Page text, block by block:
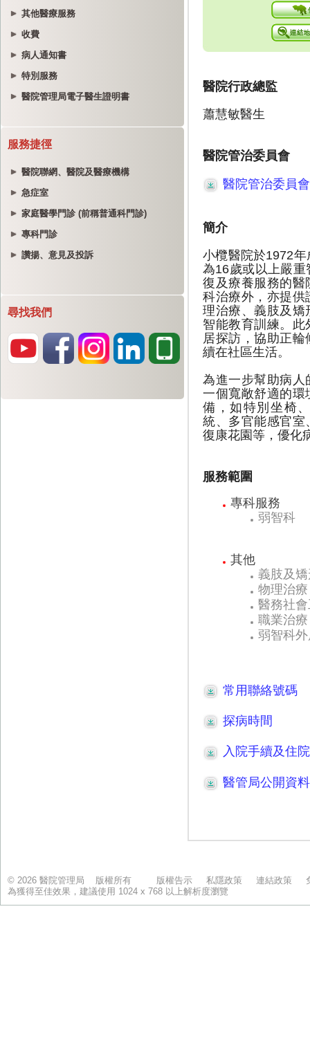
其他醫療服務
收費
病人通知書
特別服務
醫院管理局電子醫生證明書
服務捷徑
醫院聯網、醫院及醫療機構
急症室
家庭醫學門診 (前稱普通科門診)
專科門診
讚揚、意見及投訴
尋找我們
© 2026 醫院管理局 版權所有 版權告示 私隱政策 連結政策
為獲得至佳效果，建議使用 1024 x 768 以上解析度瀏覽